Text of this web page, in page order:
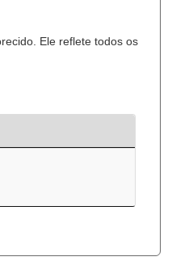
Ele reflete todos os